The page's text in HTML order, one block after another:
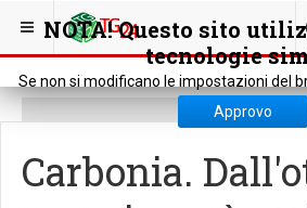
NOTA! Questo sito
tecnologie
Se non si modificano le impostazioni del
Approvo
SEI QUI: POLITICA POLITICA LOCALE
Carbonia.